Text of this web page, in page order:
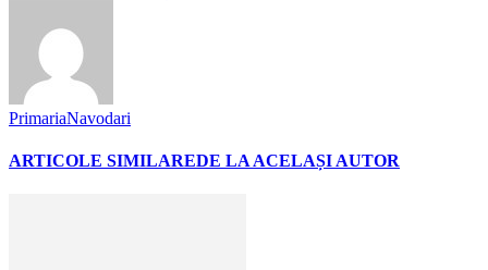
PrimariaNavodari
ARTICOLE SIMILAREDE LA ACELAȘI AUTOR